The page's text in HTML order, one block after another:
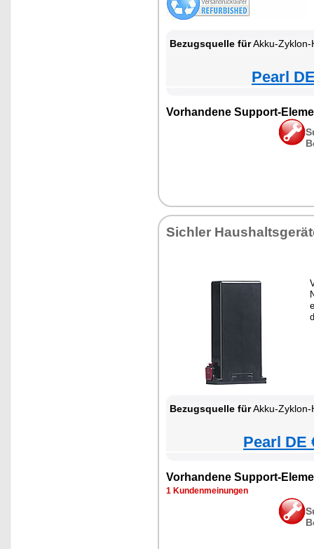
Bezugsquelle fürAkku-Zyklon-Hand- &
Pearl
Vorhandene Support-
Sichler
Bezugsquelle fürAkku-Zyklon-Hand- &
Pearl DE
Vorhandene Support-
1 Kundenmeinungen